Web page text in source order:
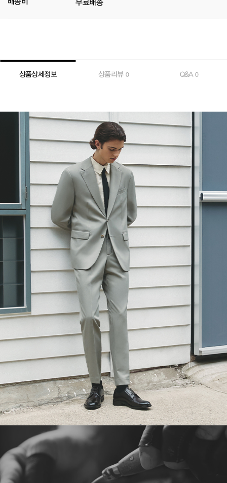
무료배송
상품상세정보 상품리뷰 0 Q&A0